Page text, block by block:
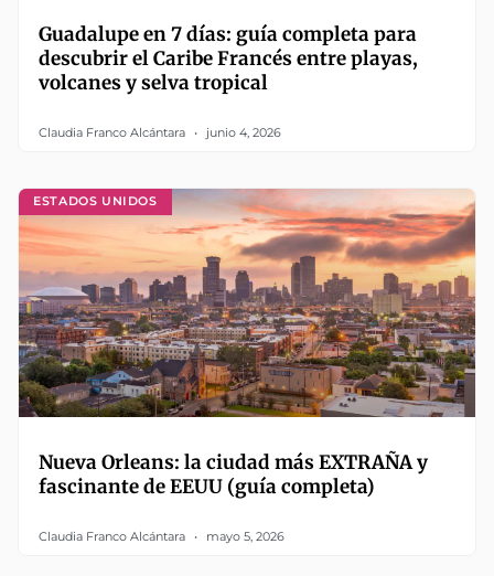
Guadalupe en 7 días: guía completa para
descubrir el Caribe Francés entre playas,
volcanes y selva tropical
Claudia Franco Alcántara junio 4, 2026
ESTADOS UNIDOS
Nueva Orleans: la ciudad más EXTRAÑA y
fascinante de EEUU (guía completa)
Claudia Franco Alcántara mayo 5, 2026